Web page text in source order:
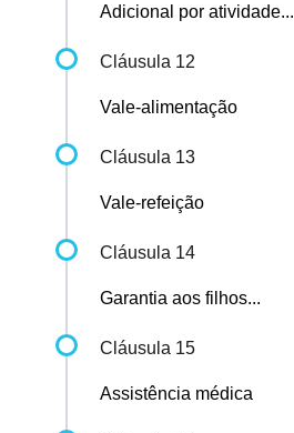
Adicional por atividade...
Cláusula 12
Vale-alimentação
Cláusula 13
Vale-refeição
Cláusula 14
Garantia aos filhos...
Cláusula 15
Assistência médica